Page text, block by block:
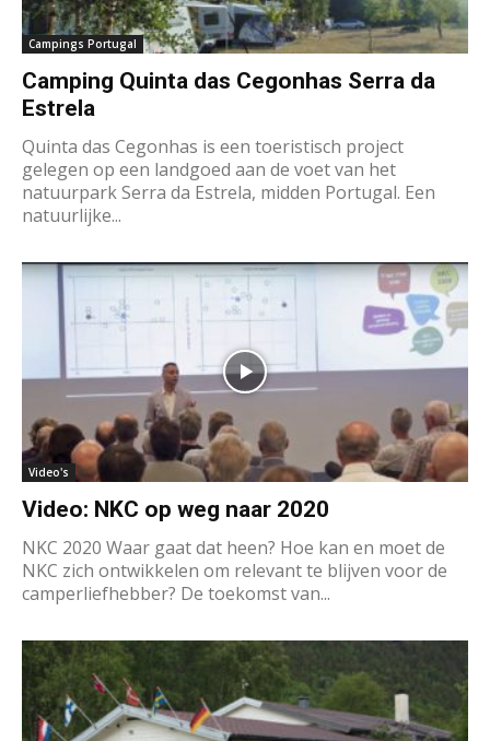
Campings Portugal
Camping Quinta das Cegonhas Serra da
Estrela
Quinta das Cegonhas is een toeristisch project
gelegen op een landgoed aan de voet van het
natuurpark Serra da Estrela, midden Portugal. Een
natuurlijke...
Video's
Video: NKC op weg naar 2020
NKC 2020 Waar gaat dat heen? Hoe kan en moet de
NKC zich ontwikkelen om relevant te blijven voor de
camperliefhebber? De toekomst van...